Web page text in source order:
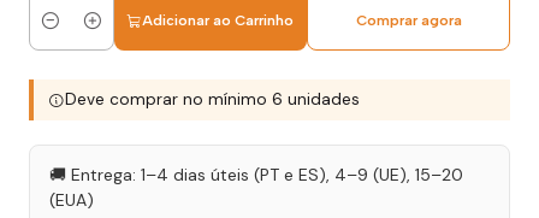
Quantidade
Adicionar ao Carrinho Comprar agora
Deve comprar no mínimo 6 unidades
🚚 Entrega: 1–4 dias úteis (PT e ES), 4–9 (UE), 15–20
(EUA)